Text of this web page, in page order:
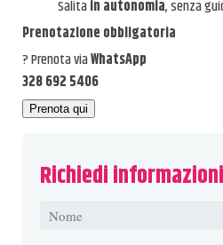
Iscrizione Newsletter
Salitain autonomia, senza
Prenotazione obbligatoria
? Prenota viaWhatsApp
328 692 5406
Richiediinformazioni